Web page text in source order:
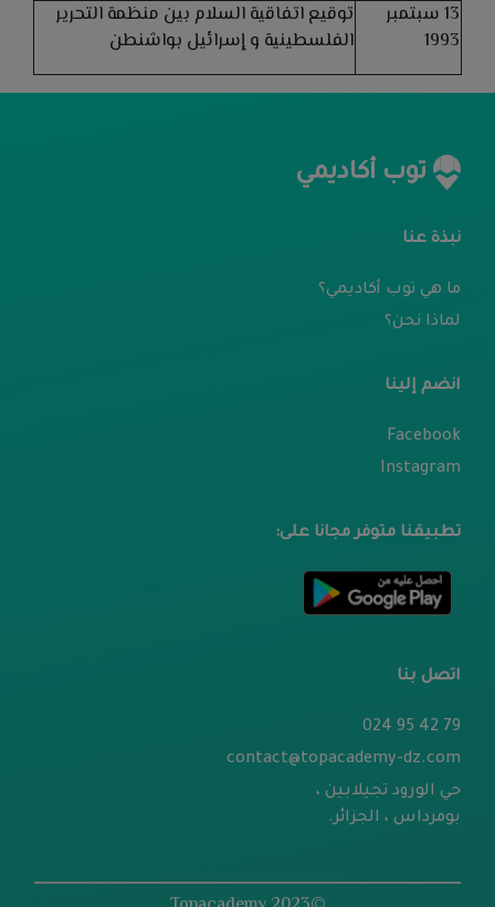
13 سبتمبر
1993
توقيع اتفاقية السلام بين منظمة التحرير
الفلسطينية و إسرائيل بواشنطن
توب أكاديمي
نبذة عنا
ما هي توب أكاديمي؟
لماذا نحن؟
انضم إلينا
Facebook
Instagram
تطبيقنا متوفر مجانا على:
اتصل بنا
79 42 95 024
contact@topacademy-dz.com
حي الورود تجيلابين ،
بومرداس ، الجزائر.